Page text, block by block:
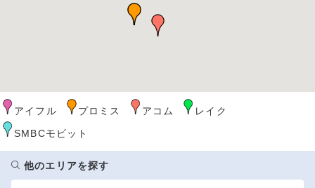
アイフル プロミス アコム
レイク
SMBCモビット
他のエリアを探す